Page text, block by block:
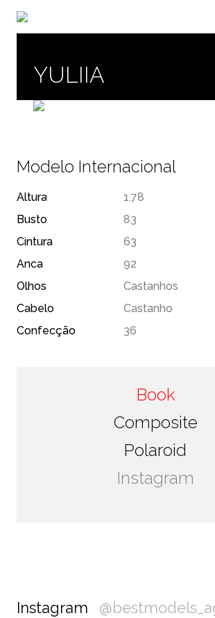
YULIIA
Modelo Internacional
Altura
1.78
Busto
83
Cintura
63
Anca
92
Olhos
Castanhos
Cabelo
Castanho
Confecção
36
Book
Composite
Polaroid
Instagram
Instagram